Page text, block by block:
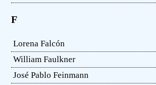
F
Lorena Falcón
William Faulkner
José Pablo Feinmann